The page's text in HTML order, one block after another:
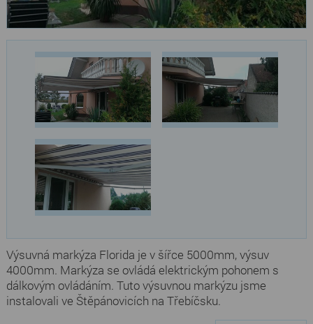
Výsuvná markýza Florida je v šířce 5000mm, výsuv
4000mm. Markýza se ovládá elektrickým pohonem s
dálkovým ovládáním. Tuto výsuvnou markýzu jsme
instalovali ve Štěpánovicích na Třebíčsku.